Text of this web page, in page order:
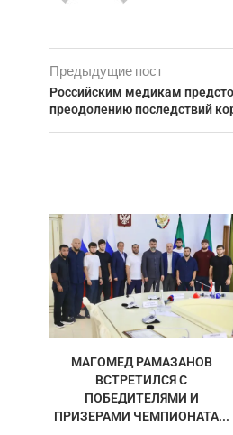
Предыдущие пост
Российским медикам
преодолению последствий
МАГОМЕД РАМАЗАНОВ
ВСТРЕТИЛСЯ С
ПОБЕДИТЕЛЯМИ И
ПРИЗЕРАМИ ЧЕМПИОНАТА...